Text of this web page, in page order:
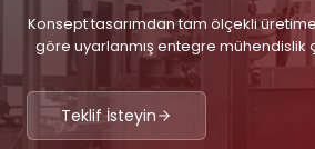
Konsept tasarımdan tam ölçekli
göre uyarlanmış entegre mühendislik
Teklif İsteyin